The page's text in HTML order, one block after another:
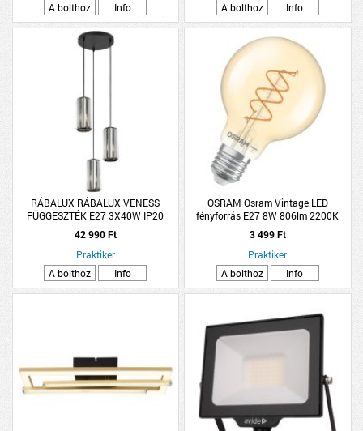
A bolthoz
Info
A bolthoz
Info
RÁBALUX RÁBALUX VENESS
FÜGGESZTÉK E27 3X40W IP20
120CM MATT FEKETE
42 990 Ft
Praktiker
A bolthoz
Info
OSRAM Osram Vintage LED
fényforrás E27 8W 806lm 2200K
kisgömb melegfehér dimmelhető
arany
3 499 Ft
Praktiker
A bolthoz
Info